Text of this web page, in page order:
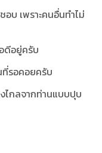
อบ เพราะคนอื่นทำไม่
ดีอยู่ครับ
ที่รอคอยครับ
ไกลจากท่านแบบปุบ